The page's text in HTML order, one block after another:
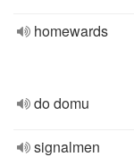
homewards
do domu
signalmen